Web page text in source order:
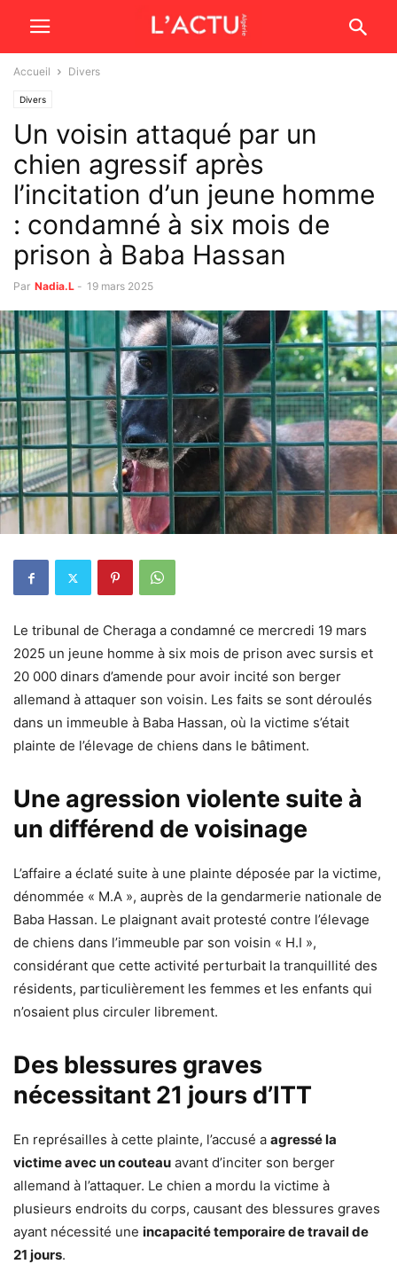
Accueil Divers
Divers
Un voisin attaqué par un
chien agressif après
l’incitation d’un jeune homme
: condamné à six mois de
prison à Baba Hassan
Par Nadia.L - 19 mars 2025
Le tribunal de Cheraga a condamné ce mercredi 19 mars
2025 un jeune homme à six mois de prison avec sursis et
20 000 dinars d’amende pour avoir incité son berger
allemand à attaquer son voisin. Les faits se sont déroulés
dans un immeuble à Baba Hassan, où la victime s’était
plainte de l’élevage de chiens dans le bâtiment.
Une agression violente suite à
un différend de voisinage
L’affaire a éclaté suite à une plainte déposée par la victime,
dénommée « M.A », auprès de la gendarmerie nationale de
Baba Hassan. Le plaignant avait protesté contre l’élevage
de chiens dans l’immeuble par son voisin « H.I »,
considérant que cette activité perturbait la tranquillité des
résidents, particulièrement les femmes et les enfants qui
n’osaient plus circuler librement.
Des blessures graves
nécessitant 21 jours d’ITT
En représailles à cette plainte, l’accusé a agressé la
victime avec un couteau avant d’inciter son berger
allemand à l’attaquer. Le chien a mordu la victime à
plusieurs endroits du corps, causant des blessures graves
ayant nécessité une incapacité temporaire de travail de
21 jours.